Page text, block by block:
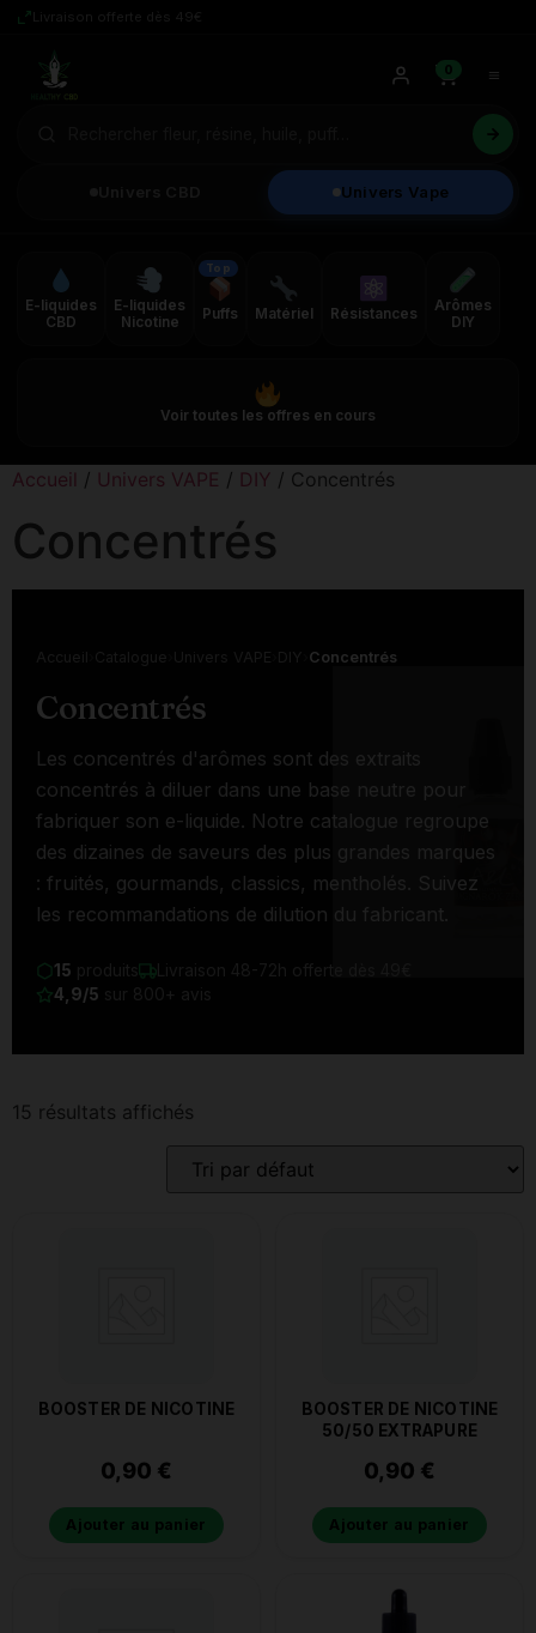
Univers Vape
0
E-liquides
CBD
E-liquides
Nicotine
Top
Puffs Matériel Résistances
Arômes
DIY
Voir toutes les offres en cours
Accueil / Univers VAPE / DIY / Concentrés
Concentrés
Concentrés
Concentrés
Les concentrés d'arômes sont des extraits
concentrés à diluer dans une base neutre pour
fabriquer son e-liquide. Notre catalogue regroupe
des dizaines de saveurs des plus grandes marques
: fruités, gourmands, classics, mentholés. Suivez
les recommandations de dilution du fabricant.
15
4,9/5
15 résultats affichés
BOOSTER DE NICOTINE
0,90 €
Ajouter au panier
BOOSTER DE NICOTINE
50/50 EXTRAPURE
0,90 €
Ajouter au panier